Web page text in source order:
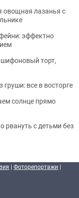
овощная лазанья с
эффектно
торт,
груши: все в восторге
солнце прямо
рвануть с детьми без
| Фоторепортажи |